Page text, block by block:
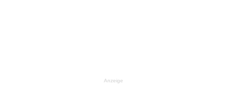
Anzeige